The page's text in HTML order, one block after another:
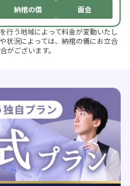
納棺の儀 面会
う地域によって料金が変動いたし
況によっては、納棺の儀にお立合
がございます。